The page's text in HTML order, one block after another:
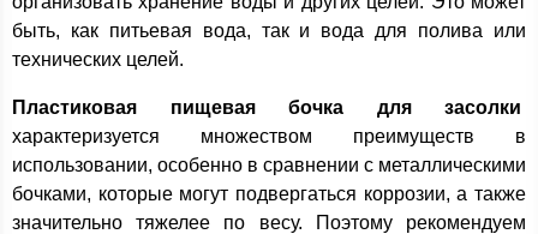
быть, как питьевая вода, так и вода для полива или
технических целей.
Пластиковая пищевая бочка для засолки
характеризуется множеством преимуществ в
использовании, особенно в сравнении с металлическими
бочками, которые могут подвергаться коррозии, а также
значительно тяжелее по весу. Поэтому рекомендуем